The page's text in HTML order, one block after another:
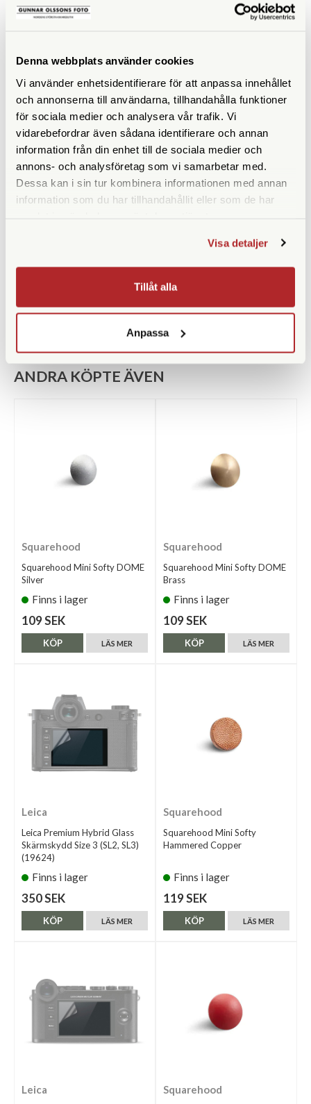
Denna webbplats använder cookies
Vi använder enhetsidentifierare för att anpassa innehållet
och annonserna till användarna, tillhandahålla funktioner
för sociala medier och analysera vår trafik. Vi
vidarebefordrar även sådana identifierare och annan
information från din enhet till de sociala medier och
annons- och analysföretag som vi samarbetar med.
Dessa kan i sin tur kombinera informationen med annan
information som du har tillhandahållit eller som de har
Visa detaljer
Tillåt alla
Anpassa
Leica
Finns i lager
890 SEK
LÄS MER
KÖP
Finns i lager
890 SEK
LÄS MER
KÖP
ANDRA KÖPTE ÄVEN
Squarehood
Squarehood Mini Softy DOME
Silver
Finns i lager
109 SEK
LÄS MER
KÖP
Squarehood
Squarehood Mini Softy DOME
Brass
Finns i lager
109 SEK
LÄS MER
KÖP
Leica
Leica Premium Hybrid Glass
Skärmskydd Size 3 (SL2, SL3)
(19624)
Finns i lager
350 SEK
LÄS MER
KÖP
Squarehood
Squarehood Mini Softy
Hammered Copper
Finns i lager
119 SEK
LÄS MER
KÖP
Leica Squarehood